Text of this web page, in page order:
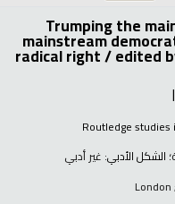
Trumping the
mainstream
radical right /edited
Routledge
؛ الشكل الأدبي: غير أدبي
London